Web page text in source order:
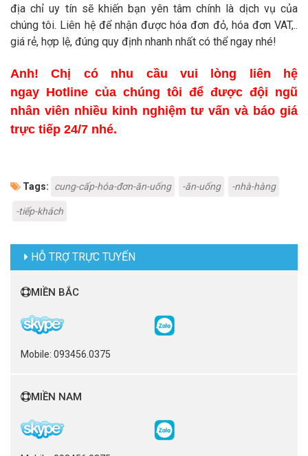
địa chỉ uy tín sẽ khiến bạn yên tâm chính là dịch vụ của
chúng tôi. Liên hệ để nhận được hóa đơn đỏ, hóa đơn VAT,..
giá rẻ, hợp lệ, đúng quy định nhanh nhất có thể ngay nhé!
Anh! Chị có nhu cầu vui lòng liên hệ
ngay Hotline của chúng tôi để được đội ngũ
nhân viên nhiều kinh nghiệm tư vấn và báo giá
trực tiếp 24/7 nhé.
Tags: cung-cấp-hóa-đơn-ăn-uống -ăn-uống -nhà-hàng
-tiếp-khách
HỖ TRỢ TRỰC TUYẾN
MIỀN BẮC
Mobile: 093456.0375
MIỀN NAM